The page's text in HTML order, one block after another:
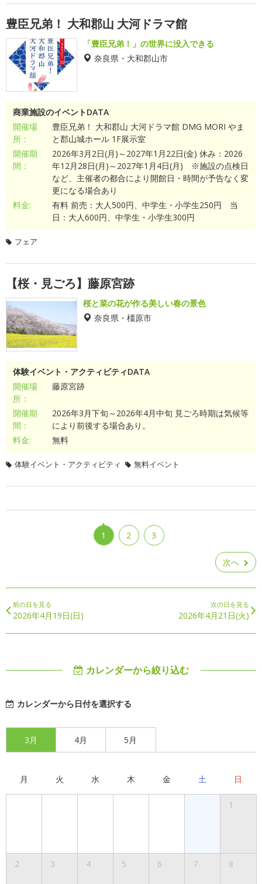
豊臣兄弟！ 大和郡山 大河ドラマ館
「豊臣兄弟！」の世界に没入できる
奈良県・大和郡山市
商業施設のイベントDATA
開催場
所：
豊臣兄弟！ 大和郡山 大河ドラマ館 DMG MORI やま
と郡山城ホール 1F展示室
開催期
間：
2026年3月2日(月)～2027年1月22日(金) 休み：2026
年12月28日(月)～2027年1月4日(月) ※施設の点検日
など、主催者の都合により開館日・時間が予告なく変
更になる場合あり
料金:
有料 前売：大人500円、中学生・小学生250円 当
日：大人600円、中学生・小学生300円
フェア
【桜・見ごろ】藤原宮跡
桜と菜の花が作る美しい春の景色
奈良県・橿原市
体験イベント・アクティビティDATA
開催場
所：
藤原宮跡
開催期
間：
2026年3月下旬～2026年4月中旬 見ごろ時期は気候等
により前後する場合あり。
料金:
無料
体験イベント・アクティビティ 無料イベント
1 2 3
次へ
前の日を見る
2026年4月19日(日)
次の日を見る
2026年4月21日(火)
カレンダーから絞り込む
カレンダーから日付を選択する
3月 4月 5月
月 火 水 木 金 土 日
1
2 3 4 5 6 7 8